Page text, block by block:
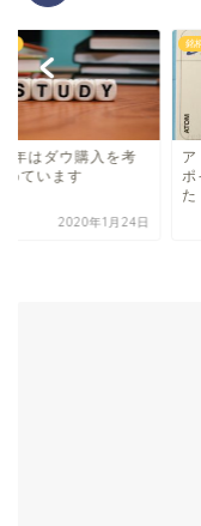
年はダウ購入を考
めています
2020年1月24日
銘
ポ
た